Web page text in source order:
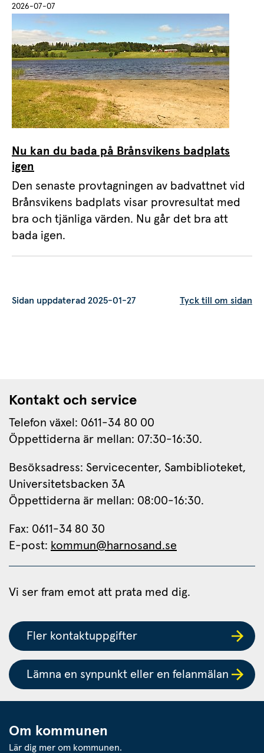
2026-07-07
Nu kan du bada på Brånsvikens badplats
igen
Den senaste provtagningen av badvattnet vid
Brånsvikens badplats visar provresultat med
bra och tjänliga värden. Nu går det bra att
bada igen.
Sidan uppdaterad 2025-01-27 Tyck till om sidan
Kontakt och service
Telefon växel: 0611-34 80 00
Öppettiderna är mellan: 07:30-16:30.
Besöksadress: Servicecenter, Sambiblioteket,
Universitetsbacken 3A
Öppettiderna är mellan: 08:00-16:30.
Fax: 0611-34 80 30
E-post: kommun@harnosand.se
Vi ser fram emot att prata med dig.
Fler kontaktuppgifter
Lämna en synpunkt eller en felanmälan
Om kommunen
Lär dig mer om kommunen.